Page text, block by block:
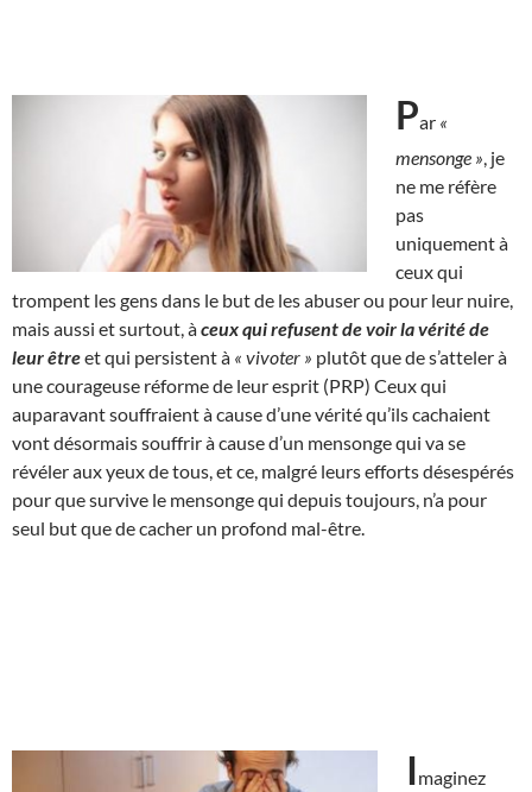
Par «
mensonge » , je
ne me réfère
pas
uniquement à
ceux qui
trompent les gens dans le but de les abuser ou pour leur nuire,
mais aussi et surtout, àceux qui refusent de voir la vérité de
leur êtreet qui persistent à « vivoter » plutôt que de s’atteler à
une courageuse réforme de leur esprit (PRP) Ceux qui
auparavant souffraient à cause d’une vérité qu’ils cachaient
vont désormais souffrir à cause d’un mensonge qui va se
révéler aux yeux de tous, et ce, malgré leurs efforts désespérés
pour que survive le mensonge qui depuis toujours, n’a pour
seul but que de cacher un profond mal-être.
Imaginez